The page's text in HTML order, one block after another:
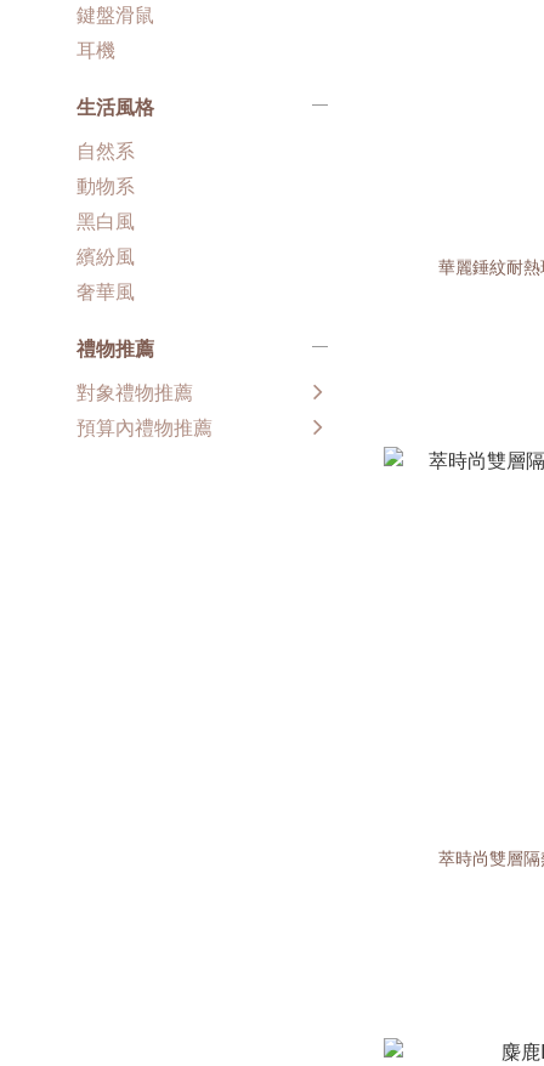
鍵盤滑鼠
耳機
生活風格
自然系
動物系
黑白風
繽紛風
奢華風
禮物推薦
對象禮物推薦
預算內禮物推薦
華麗錘紋耐
萃時尚雙層